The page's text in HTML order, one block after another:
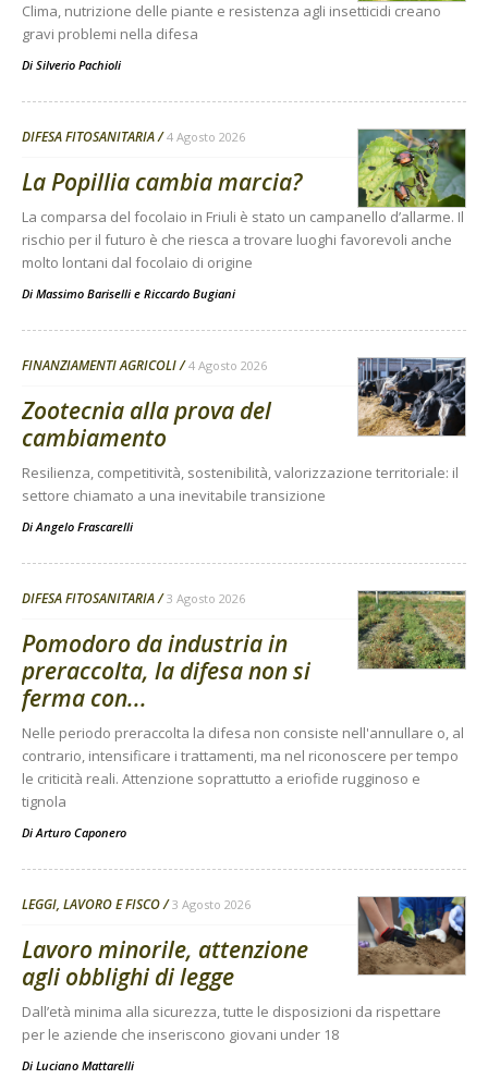
Clima, nutrizione delle piante e resistenza agli insetticidi creano
gravi problemi nella difesa
Di Silverio Pachioli
DIFESA FITOSANITARIA 4 Agosto 2026
La Popillia cambia marcia?
La comparsa del focolaio in Friuli è stato un campanello d’allarme. Il
rischio per il futuro è che riesca a trovare luoghi favorevoli anche
molto lontani dal focolaio di origine
Di Massimo Bariselli e Riccardo Bugiani
FINANZIAMENTI AGRICOLI 4 Agosto 2026
Zootecnia alla prova del
cambiamento
Resilienza, competitività, sostenibilità, valorizzazione territoriale: il
settore chiamato a una inevitabile transizione
DiAngelo Frascarelli
DIFESA FITOSANITARIA 3 Agosto 2026
Pomodoro da industria in
preraccolta, la difesa non si
ferma con...
Nelle periodo preraccolta la difesa non consiste nell'annullare o, al
contrario, intensificare i trattamenti, ma nel riconoscere per tempo
le criticità reali. Attenzione soprattutto a eriofide rugginoso e
tignola
DiArturo Caponero
LEGGI, LAVORO E FISCO 3 Agosto 2026
Lavoro minorile, attenzione
agli obblighi di legge
Dall’età minima alla sicurezza, tutte le disposizioni da rispettare
per le aziende che inseriscono giovani under 18
Di Luciano Mattarelli